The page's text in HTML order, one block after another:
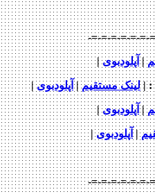
-=-=-=-=-
|
مستقیم|آپلودبوی|
|
آپلودبوی|
-=-=-=-=-